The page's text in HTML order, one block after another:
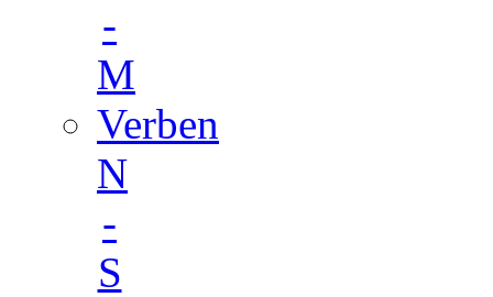
-
M
Verben
N
-
S